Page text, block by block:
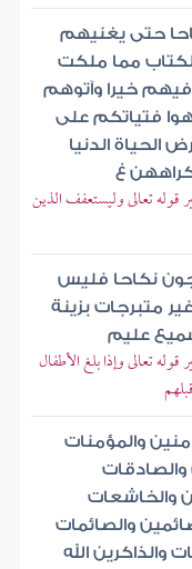
حتى يغنيهم
مما ملكت
خيرا وآتوهم
فتياتكم على
الحياة الدنيا
غ
قوله تعالى وليستعفف الذين
نكاحا فليس
متبرجات بزينة
عليم
تعالى وإذا بلغ الأطفال
والمؤمنات
والصادقات
والخاشعات
والصائمات
الله